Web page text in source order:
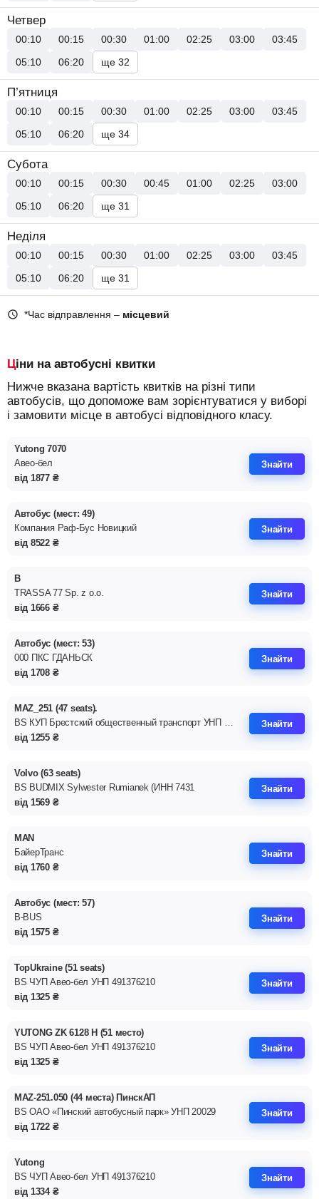
Четвер
00:10 00:15 00:30 01:00 02:25 03:00
03:45
05:10
06:20 ще 32
П’ятниця
00:10 00:15 00:30 01:00 02:25 03:00
03:45
05:10
06:20 ще 34
Субота
00:10 00:15 00:30 00:45 01:00 02:25
03:00
05:10
06:20 ще 31
Неділя
00:10 00:15 00:30 01:00 02:25 03:00
03:45
05:10
06:20 ще 31
*Час відправлення – місцевий
Ціни на автобусні квитки
Нижче вказана вартість квитків на різні типи
автобусів, що допоможе вам зорієнтуватися у виборі
і замовити місце в автобусі відповідного класу.
Yutong 7070
Авео-бел
від 1877 ₴
Знайти
Автобус (мест: 57)
B-BUS
від 1575 ₴
Знайти
Автобус (мест: 49)
Компания Раф-Бус Новицкий
від 8522 ₴
Знайти
TopUkraine (51 seats)
BS ЧУП Авео-бел УНП 491376210
від 1325 ₴
Знайти
В
TRASSA 77 Sp. z o.o.
від 1666 ₴
Знайти
YUTONG ZK 6128 H (51 место)
BS ЧУП Авео-бел УНП 491376210
від 1325 ₴
Знайти
Автобус (мест: 53)
000 ПКС ГДАНЬСК
від 1708 ₴
Знайти
MAZ-251.050 (44 места) ПинскАП
BS ОАО «Пинский автобусный парк» УНП 20029
від 1722 ₴
Знайти
MAZ_251 (47 seats).
BS КУП Брестский общественный транспорт УНП 291310326
від 1255 ₴
Знайти
Yutong
BS ЧУП Авео-бел УНП 491376210
від 1334 ₴
Знайти
Volvo (63 seats)
BS BUDMIX Sylwester Rumianek (ИНН 7431
від 1569 ₴
Знайти
MAN
БайерТранс
від 1760 ₴
Знайти